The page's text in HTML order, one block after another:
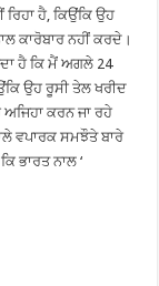
ਰਿਹਾ ਹੈ, ਕਿਉਂਕਿ ਉਹ
ਕਾਰੋਬਾਰ ਨਹੀਂ ਕਰਦੇ।
ਹੈ ਕਿ ਮੈਂ ਅਗਲੇ 24
ਉਹ ਰੂਸੀ ਤੇਲ ਖਰੀਦ
ਕਰਨ ਜਾ ਰਹੇ
ਵਪਾਰਕ ਸਮਝੌਤੇ ਬਾਰੇ
ਭਾਰਤ ਨਾਲ ‘